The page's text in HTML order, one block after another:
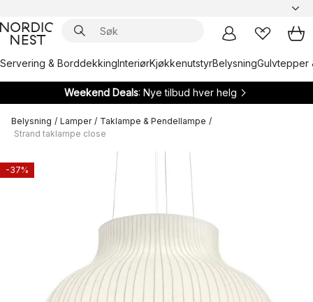
Servering & BorddekkingInteriørKjøkkenutstyrBelysningGulvtepper
Weekend Deals: Nye tilbud hver helg
Belysning / Lamper / Taklampe & Pendellampe /
Strand taklampe close
-37%